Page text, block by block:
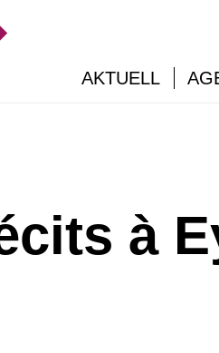
AKTUELL
à